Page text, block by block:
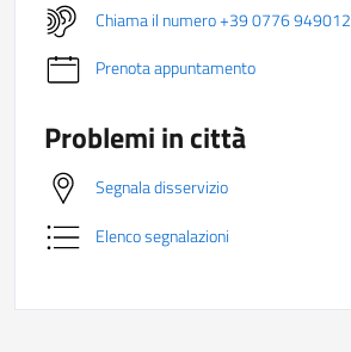
Chiama il numero +39 0776 949012
Prenota appuntamento
Problemi in città
Segnala disservizio
Elenco segnalazioni